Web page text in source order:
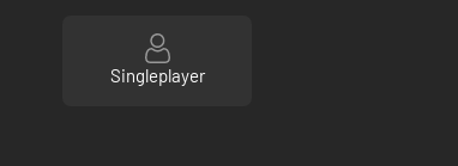
Singleplayer